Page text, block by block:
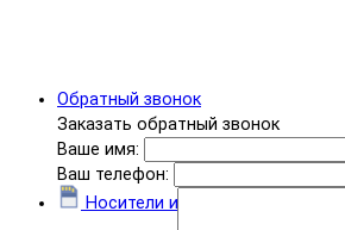
Обратный звонок
Заказать обратный звонок
Ваше имя:
Ваш телефон:
Носители информации